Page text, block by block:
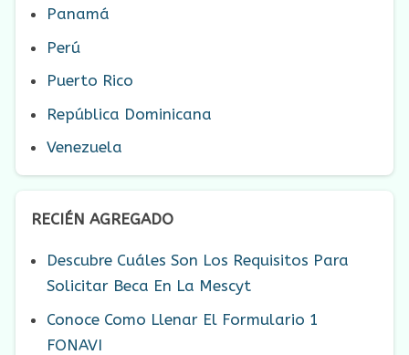
Panamá
Perú
Puerto Rico
República Dominicana
Venezuela
RECIÉN AGREGADO
Descubre Cuáles Son Los Requisitos Para
Solicitar Beca En La Mescyt
Conoce Como Llenar El Formulario 1
FONAVI